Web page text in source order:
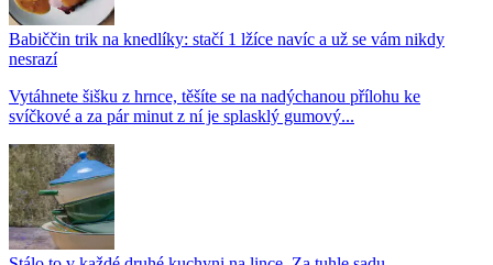
Babiččin trik na knedlíky: stačí 1 lžíce navíc a už se vám nikdy
nesrazí
Vytáhnete šišku z hrnce, těšíte se na nadýchanou přílohu ke
svíčkové a za pár minut z ní je splasklý gumový...